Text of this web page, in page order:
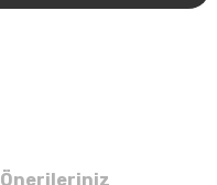
Önerileriniz